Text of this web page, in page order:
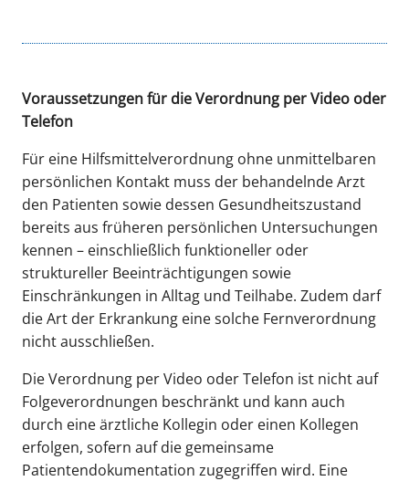
Voraussetzungen für die Verordnung per Video oder
Telefon
Für eine Hilfsmittelverordnung ohne unmittelbaren
persönlichen Kontakt muss der behandelnde Arzt
den Patienten sowie dessen Gesundheitszustand
bereits aus früheren persönlichen Untersuchungen
kennen – einschließlich funktioneller oder
struktureller Beeinträchtigungen sowie
Einschränkungen in Alltag und Teilhabe. Zudem darf
die Art der Erkrankung eine solche Fernverordnung
nicht ausschließen.
Die Verordnung per Video oder Telefon ist nicht auf
Folgeverordnungen beschränkt und kann auch
durch eine ärztliche Kollegin oder einen Kollegen
erfolgen, sofern auf die gemeinsame
Patientendokumentation zugegriffen wird. Eine